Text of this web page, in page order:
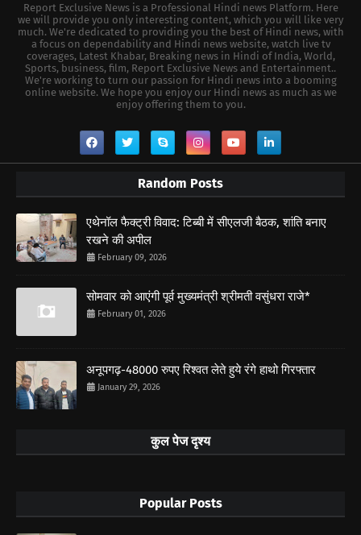
Report Exclusive News is a Professional Hindi news Platform. Here
we will provide you only interesting content, which you will like very
much. We're dedicated to providing you the best of Hindi news, with
a focus on dependability and Hindi news website, watch live tv
coverages, Latest Khabar, Breaking news in Hindi of India, World,
Sports, business, film, Report Exclusive News and Entertainment..
We're working to turn our passion for Hindi news into a booming
online website. We hope you enjoy our Hindi news as much as we
enjoy offering them to you.
Random Posts
एथेनॉल फैक्ट्री विवाद: टिब्बी में सीएलजी बैठक, शांति बनाए
रखने की अपील
February 09, 2026
सोमवार को आएंगी पूर्व मुख्यमंत्री श्रीमती वसुंधरा राजे*
February 01, 2026
अनूपगढ़-48000 रुपए रिश्वत लेते हुये रंगे हाथो गिरफ्तार
January 29, 2026
कुल पेज दृश्य
Popular Posts